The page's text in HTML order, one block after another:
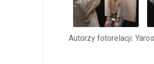
Autorzy fotorelacji: